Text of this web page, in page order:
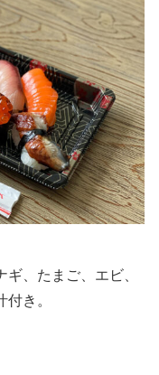
、たまご、エビ、
き。